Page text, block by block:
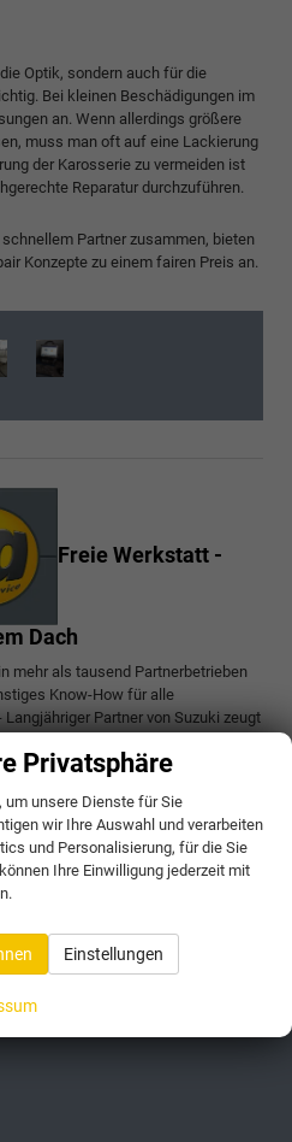
Optik, sondern auch für die
Bei kleinen Beschädigungen im
an. Wenn allerdings größere
muss man oft auf eine Lackierung
der Karosserie zu vermeiden ist
Reparatur durchzuführen.
Partner zusammen, bieten
Konzepte zu einem fairen Preis an.
Freie Werkstatt -
Dach
mehr als tausend Partnerbetrieben
Know-How für alle
Langjähriger Partner von Suzuki zeugt
Nächster Eintrag
Privatsphäre
um unsere Dienste für Sie
wir Ihre Auswahl und verarbeiten
und Personalisierung, für die Sie
Ihre Einwilligung jederzeit mit
Einstellungen